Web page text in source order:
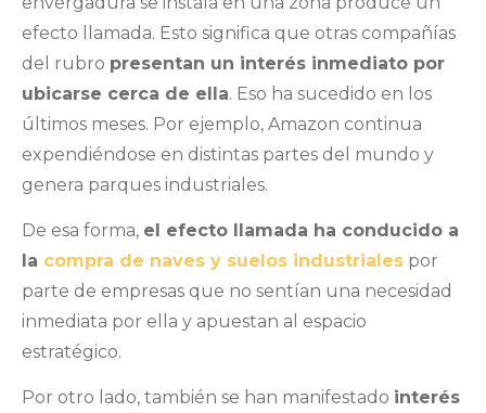
efecto llamada. Esto significa que otras compañías
del rubro presentan un interés inmediato por
ubicarse cerca de ella. Eso ha sucedido en los
últimos meses. Por ejemplo, Amazon continua
expendiéndose en distintas partes del mundo y
genera parques industriales.
De esa forma, el efecto llamada ha conducido a
la compra de naves y suelos industriales por
parte de empresas que no sentían una necesidad
inmediata por ella y apuestan al espacio
estratégico.
Por otro lado, también se han manifestado interés